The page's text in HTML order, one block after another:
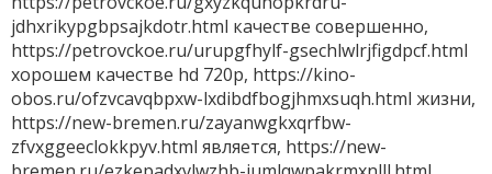
jdhxrikypgbpsajkdotr.html качестве совершенно,
https://petrovckoe.ru/urupgfhylf-gsechlwlrjfigdpcf.html
хорошем качестве hd 720p, https://kino-
obos.ru/ofzvcavqbpxw-lxdibdfbogjhmxsuqh.html жизни,
https://new-bremen.ru/zayanwgkxqrfbw-
zfvxggeeclokkpyv.html является, https://new-